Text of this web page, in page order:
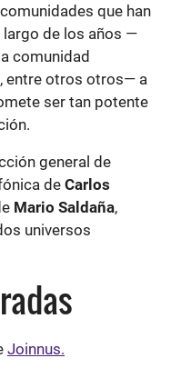
que han
largo de los años —
comunidad
, entre otros otros— a
ser tan potente
general de
de Carlos
Mario Saldaña,
universos
Joinnus.